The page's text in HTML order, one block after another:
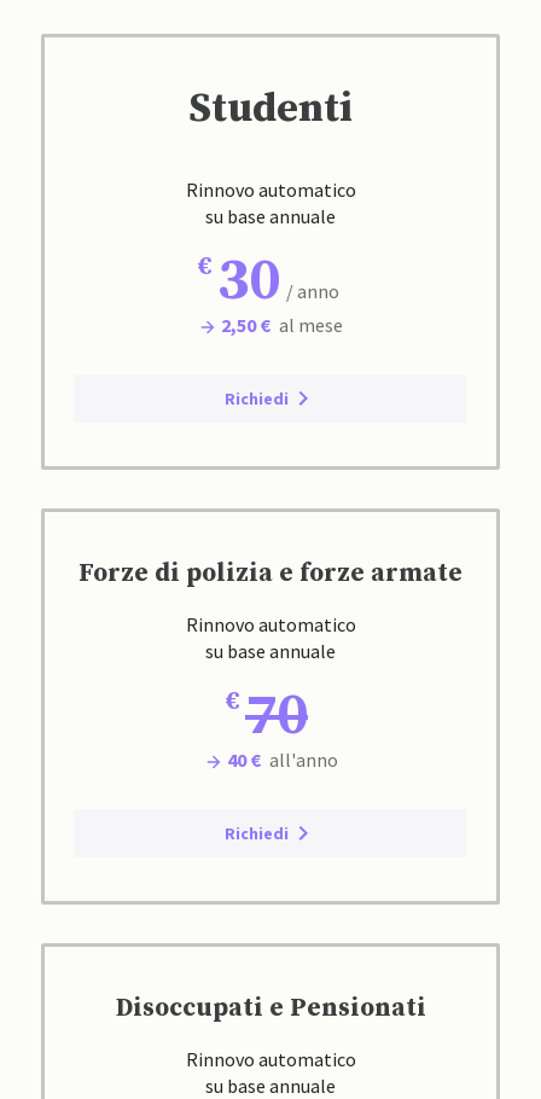
Studenti
Rinnovo automatico
su base annuale
30 / anno
2,50 € al mese
Richiedi
Forze di polizia e forze armate
Rinnovo automatico
su base annuale
70
40 € all'anno
Richiedi
Disoccupati e Pensionati
Rinnovo automatico
su base annuale